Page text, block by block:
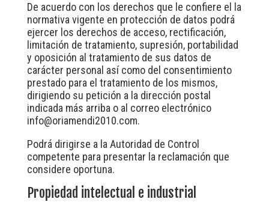
De acuerdo con los derechos que le confiere el la
normativa vigente en protección de datos podrá
ejercer los derechos de acceso, rectificación,
limitación de tratamiento, supresión, portabilidad
y oposición al tratamiento de sus datos de
carácter personal así como del consentimiento
prestado para el tratamiento de los mismos,
dirigiendo su petición a la dirección postal
indicada más arriba o al correo electrónico
info@oriamendi2010.com.
Podrá dirigirse a la Autoridad de Control
competente para presentar la reclamación que
considere oportuna.
Propiedad intelectual e industrial